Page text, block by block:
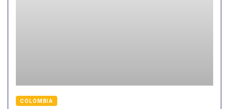
COLOMBIA